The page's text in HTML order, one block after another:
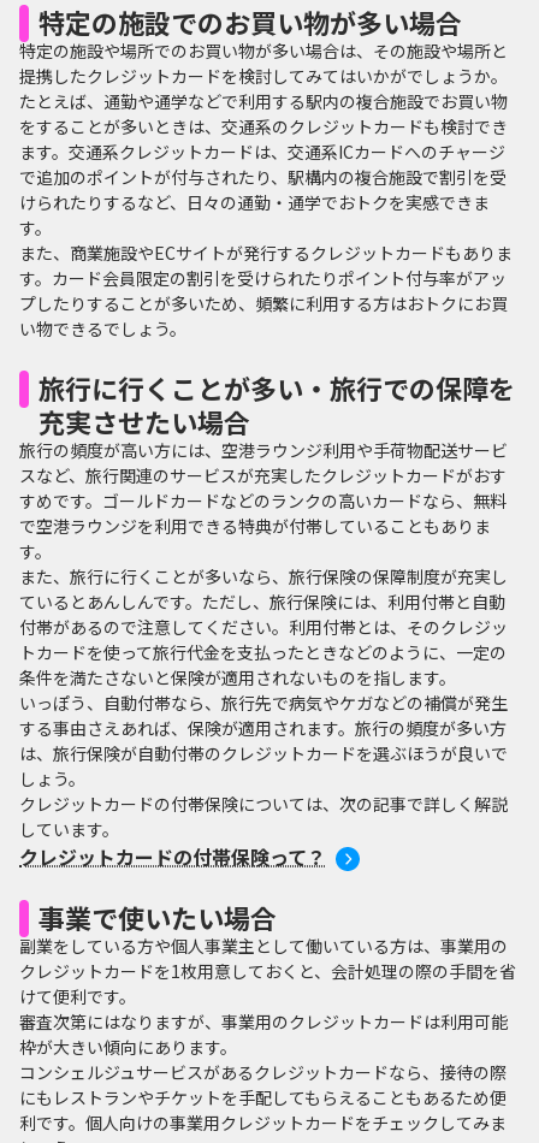
特定の施設でのお買い物が多い場合
特定の施設や場所でのお買い物が多い場合は、その施設や場所と
提携したクレジットカードを検討してみてはいかがでしょうか。
たとえば、通勤や通学などで利用する駅内の複合施設でお買い物
をすることが多いときは、交通系のクレジットカードも検討でき
ます。交通系クレジットカードは、交通系ICカードへのチャージ
で追加のポイントが付与されたり、駅構内の複合施設で割引を受
けられたりするなど、日々の通勤・通学でおトクを実感できま
す。
また、商業施設やECサイトが発行するクレジットカードもありま
す。カード会員限定の割引を受けられたりポイント付与率がアッ
プしたりすることが多いため、頻繁に利用する方はおトクにお買
い物できるでしょう。
旅行に行くことが多い・旅行での保障を
充実させたい場合
旅行の頻度が高い方には、空港ラウンジ利用や手荷物配送サービ
スなど、旅行関連のサービスが充実したクレジットカードがおす
すめです。ゴールドカードなどのランクの高いカードなら、無料
で空港ラウンジを利用できる特典が付帯していることもありま
す。
また、旅行に行くことが多いなら、旅行保険の保障制度が充実し
ているとあんしんです。ただし、旅行保険には、利用付帯と自動
付帯があるので注意してください。利用付帯とは、そのクレジッ
トカードを使って旅行代金を支払ったときなどのように、一定の
条件を満たさないと保険が適用されないものを指します。
いっぽう、自動付帯なら、旅行先で病気やケガなどの補償が発生
する事由さえあれば、保険が適用されます。旅行の頻度が多い方
は、旅行保険が自動付帯のクレジットカードを選ぶほうが良いで
しょう。
クレジットカードの付帯保険については、次の記事で詳しく解説
しています。
クレジットカードの付帯保険って？
事業で使いたい場合
副業をしている方や個人事業主として働いている方は、事業用の
クレジットカードを1枚用意しておくと、会計処理の際の手間を省
けて便利です。
審査次第にはなりますが、事業用のクレジットカードは利用可能
枠が大きい傾向にあります。
コンシェルジュサービスがあるクレジットカードなら、接待の際
にもレストランやチケットを手配してもらえることもあるため便
利です。個人向けの事業用クレジットカードをチェックしてみま